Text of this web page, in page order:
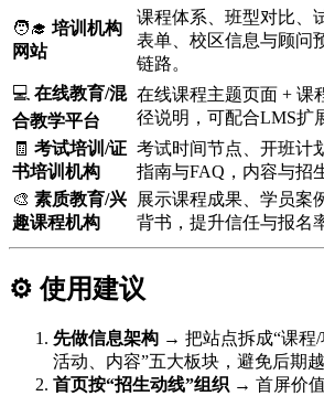
🧑‍🎓 培训机构
网站
课程体系、班型对比、
表单、校区信息与顾问
链路。
💻 在线教育/混
合教学平台
在线课程主题页面 + 课
径说明，可配合LMS扩
🧾 考试培训/证
书培训机构
考试时间节点、开班计
指南与FAQ，内容与招
🎨 素质教育/兴
趣课程机构
展示课程成果、学员案
背书，提升信任与报名
⚙️ 使用建议
先做信息架构 → 把站点拆成“课程/
活动、内容”五大板块，避免后期越
首页按“招生动线”组织 → 首屏价